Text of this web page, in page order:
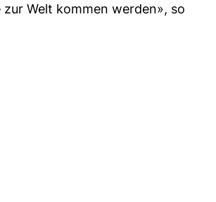
Welt kommen werden», so